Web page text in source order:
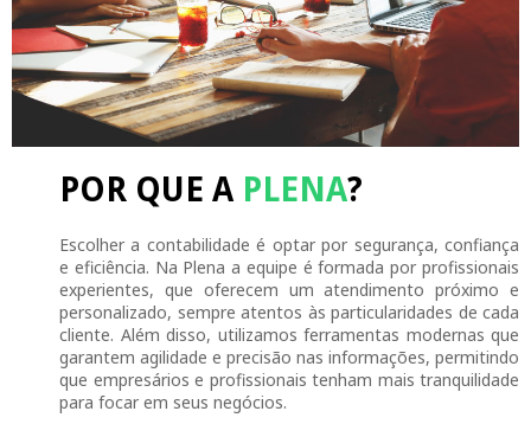
POR QUE A PLENA?
Escolher a contabilidade é optar por segurança, confiança
e eficiência. Na Plena a equipe é formada por profissionais
experientes, que oferecem um atendimento próximo e
personalizado, sempre atentos às particularidades de cada
cliente. Além disso, utilizamos ferramentas modernas que
garantem agilidade e precisão nas informações, permitindo
que empresários e profissionais tenham mais tranquilidade
para focar em seus negócios.